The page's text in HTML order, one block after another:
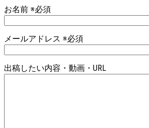
お名前 ※必須
メールアドレス ※必須
出稿したい内容・動画・URL